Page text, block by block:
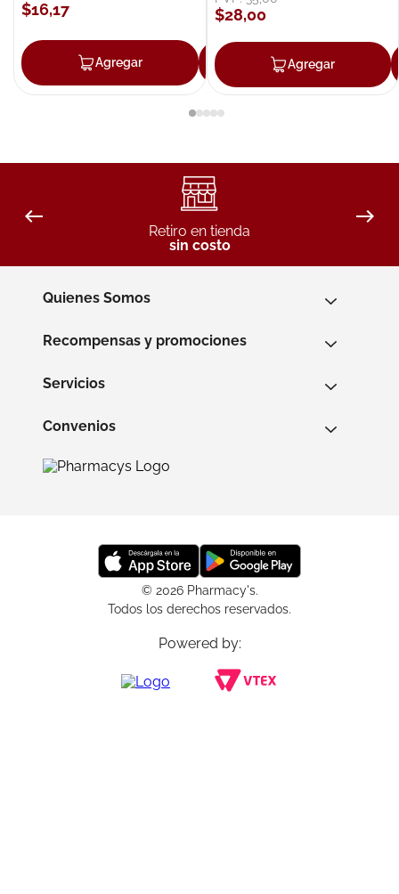
$16,17
Agregar Agregar
$28,00
Agregar
Retiro en tienda
sin costo
Quienes Somos
Recompensas y promociones
Servicios
Convenios
© 2026 Pharmacy's.
Todos los derechos reservados.
Powered by: